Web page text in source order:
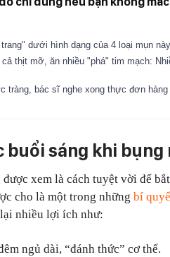
dưới hình dạng của 4 loại mụn này
thịt mỡ, ăn nhiều "phá" tim mạch:
tràng, bác sĩ nghe xong thực đơn hàng
buổi sáng khi bụng
xem là cách tuyệt vời để
cho là một trong những bí
nhiều lợi ích như:
ngủ dài, “đánh thức” cơ thể.